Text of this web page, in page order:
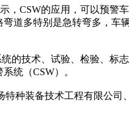
，CSW的应用，可以预警
道多特别是急转弯多，车
技术、试验、检验、标
统（CSW）。
种装备技术工程有限公司